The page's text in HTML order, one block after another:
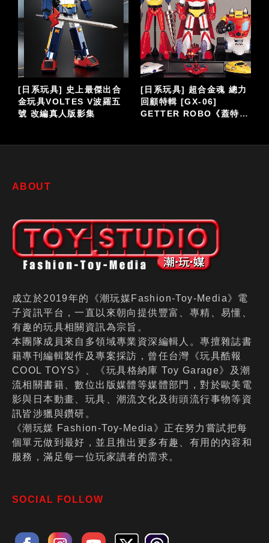
[日系玩具] 史上最傑出合
金玩具VOLTES V波羅五
號 改編真人版影集
[日系玩具] 超合金魂 總力
回顧特輯 [GX-06]
GETTER ROBO《蓋特機
ABOUT
成立於2019年的《潮玩媒Fashion-Toy-Media》電
子資訊平台，一直以來朝向提供豐富、專精、易懂、
有趣的玩具相關資訊為宗旨。
本團隊成員來自多領域專業資深編輯人。專擅雜誌書
籍專刊編輯製作及專案採訪，曾任台灣《玩具酷報
COOL TOYS》、《玩具格納庫 Toy Garage》及潮
流相關書籍、數位出版媒體等媒體部門，對於歐美電
影與日本動畫、玩具、潮流文化及街頭流行事物等資
訊皆涉獵與鑽研。
《潮玩媒 Fashion-Toy-Media》正在努力嘗試把每
個單元做到最好，並且推出更多有趣、有用的內容和
服務，滿足每一位玩家讀者的需求。
SOCIAL FOLLOW